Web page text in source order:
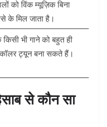
को विंक म्यूज़िक बिना
के मिल जाता है।
भी गाने को बहुत ही
ट्यून बना सकते हैं।
से कौन सा